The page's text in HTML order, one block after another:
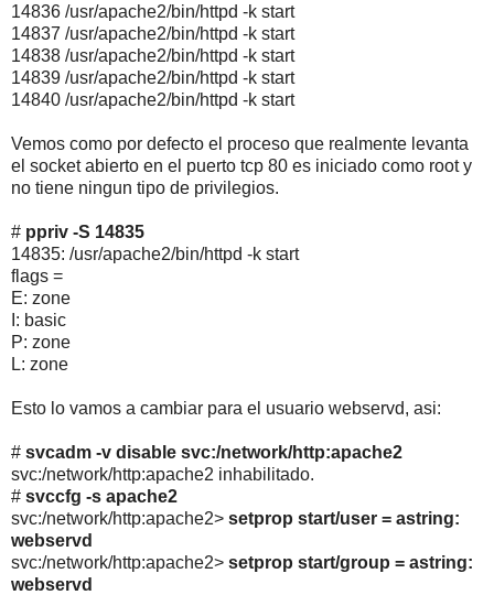
14836 /usr/apache2/bin/httpd -k start
14837 /usr/apache2/bin/httpd -k start
14838 /usr/apache2/bin/httpd -k start
14839 /usr/apache2/bin/httpd -k start
14840 /usr/apache2/bin/httpd -k start
Vemos como por defecto el proceso que realmente levanta
el socket abierto en el puerto tcp 80 es iniciado como root y
no tiene ningun tipo de privilegios.
# ppriv -S 14835
14835: /usr/apache2/bin/httpd -k start
flags =
E: zone
I: basic
P: zone
L: zone
Esto lo vamos a cambiar para el usuario webservd, asi:
# svcadm -v disable svc:/network/http:apache2
svc:/network/http:apache2 inhabilitado.
# svccfg -s apache2
svc:/network/http:apache2> setprop start/user = astring:
webservd
svc:/network/http:apache2> setprop start/group = astring:
webservd